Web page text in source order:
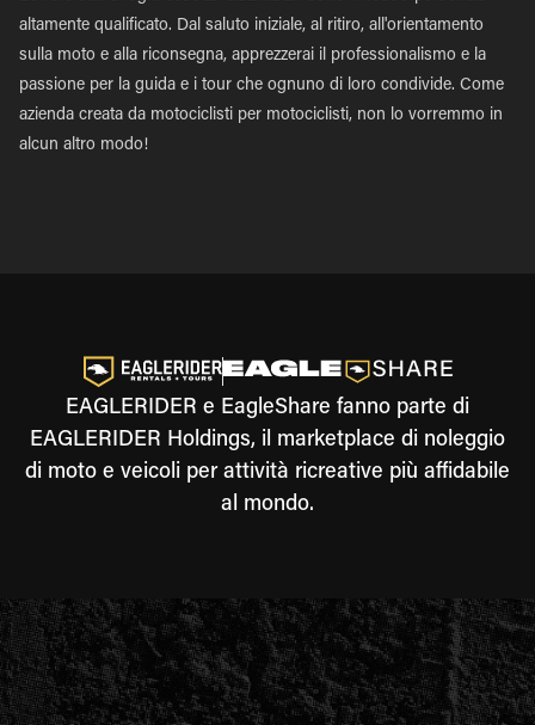
altamente qualificato. Dal saluto iniziale, al ritiro, all'orientamento
sulla moto e alla riconsegna, apprezzerai il professionalismo e la
passione per la guida e i tour che ognuno di loro condivide. Come
azienda creata da motociclisti per motociclisti, non lo vorremmo in
alcun altro modo!
EAGLERIDER e EagleShare fanno parte di
EAGLERIDER Holdings, il marketplace di noleggio
di moto e veicoli per attività ricreative più affidabile
al mondo.